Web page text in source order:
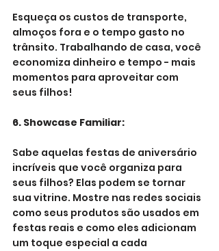
Esqueça os custos de transporte,
almoços fora e o tempo gasto no
trânsito. Trabalhando de casa, você
economiza dinheiro e tempo - mais
momentos para aproveitar com
seus filhos!
6. Showcase Familiar:
Sabe aquelas festas de aniversário
incríveis que você organiza para
seus filhos? Elas podem se tornar
sua vitrine. Mostre nas redes sociais
como seus produtos são usados em
festas reais e como eles adicionam
um toque especial a cada